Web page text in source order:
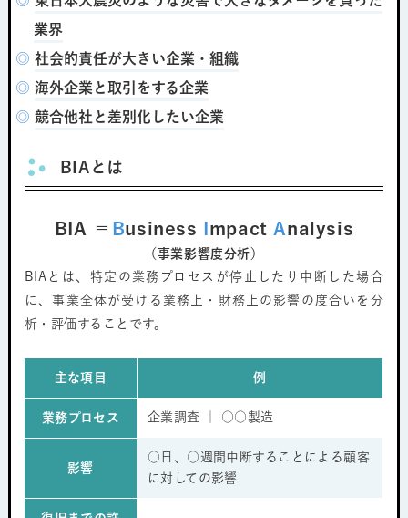
業界
◎ 社会的責任が大きい企業・組織
◎ 海外企業と取引をする企業
◎ 競合他社と差別化したい企業
BIAとは
BIA ＝ Business mpact Analysis
（事業影響度分析）
BIAとは、特定の業務プロセスが停止したり中断した場合
に、事業全体が受ける業務上・財務上の影響の度合いを分
析・評価することです。
主な項目 例
業務プロセス 企業調査 ｜ ○○製造
影響
○日、○週間中断することによる顧客
に対しての影響